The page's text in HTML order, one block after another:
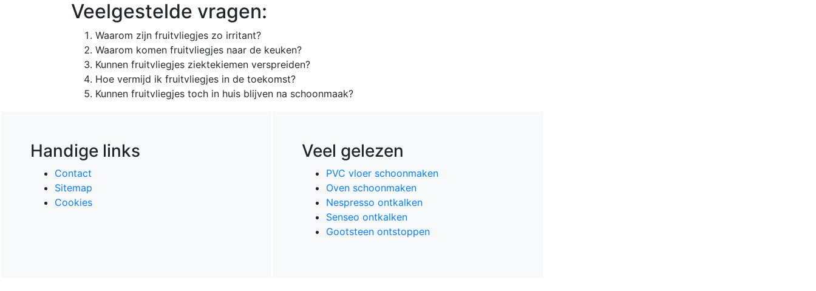
Veelgestelde vragen:
Waarom zijn fruitvliegjes zo irritant?
Waarom komen fruitvliegjes naar de keuken?
Kunnen fruitvliegjes ziektekiemen verspreiden?
Hoe vermijd ik fruitvliegjes in de toekomst?
Kunnen fruitvliegjes toch in huis blijven na schoonmaak?
Handige links
Contact
Sitemap
Cookies
Veel gelezen
PVC vloer schoonmaken
Oven schoonmaken
Nespresso ontkalken
Senseo ontkalken
Gootsteen ontstoppen